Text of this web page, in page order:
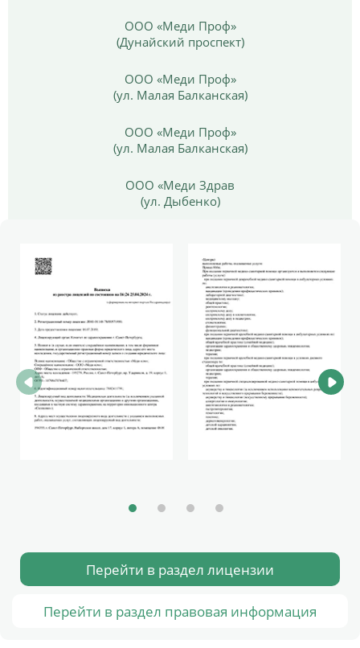
ООО «Меди Проф»
(Дунайский проспект)
ООО «Меди Проф»
(ул. Малая Балканская)
ООО «Меди Проф»
(ул. Малая Балканская)
ООО «Меди Здрав
(ул. Дыбенко)
Перейти в раздел лицензии
Перейти в раздел правовая информация